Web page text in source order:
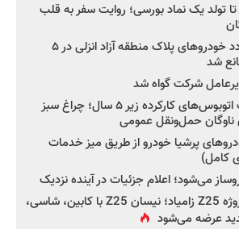
تا تولد یک نماد بورسی؛ روایت سفر به قلب
استاندار گیلان: تردد خودروهای پلاک منطقه آزاد انزلی در ۵
شد
شرکت گواه شد
صدور مجوز واردات اتوبوس‌های کارکرده زیر ۵ سال؛ چراغ سبز
ناوگان حمل‌ونقل عمومی
پرشیا خودرو از طریق میز خدمات
کامل)
می‌شود؛ اعلام جزئیات در آینده نزدیک
جزئیات جدید از پروژه Z25 زامیاد؛ نیسان Z25 با کابین، شاسی،
عرضه می‌شود